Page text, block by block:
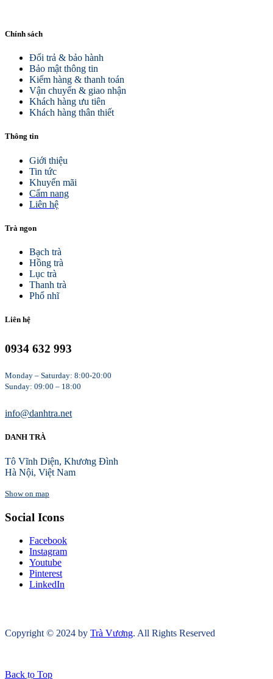
Chính sách
Đổi trả & bảo hành
Bảo mật thông tin
Kiểm hàng & thanh toán
Vận chuyển & giao nhận
Khách hàng ưu tiên
Khách hàng thân thiết
Thông tin
Giới thiệu
Tin tức
Khuyến mãi
Cẩm nang
Liên hệ
Trà ngon
Bạch trà
Hồng trà
Lục trà
Thanh trà
Phổ nhĩ
Liên hệ
0934 632 993
Monday – Saturday: 8:00-20:00
Sunday: 09:00 – 18:00
info@danhtra.net
DANH TRÀ
Tô Vĩnh Diện, Khương Đình
Hà Nội, Việt Nam
Show on map
Social Icons
Facebook
Instagram
Youtube
Pinterest
LinkedIn
Copyright © 2024 by Trà Vương. All Rights Reserved
Back to Top